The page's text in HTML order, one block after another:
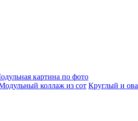
картина по фото
коллаж из сот Круглый и